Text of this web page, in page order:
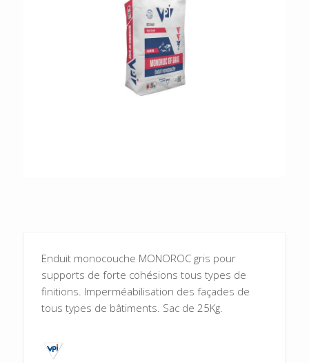
Enduit monocouche MONOROC gris pour
supports de forte cohésions tous types de
finitions. Imperméabilisation des façades de
tous types de bâtiments. Sac de 25Kg.